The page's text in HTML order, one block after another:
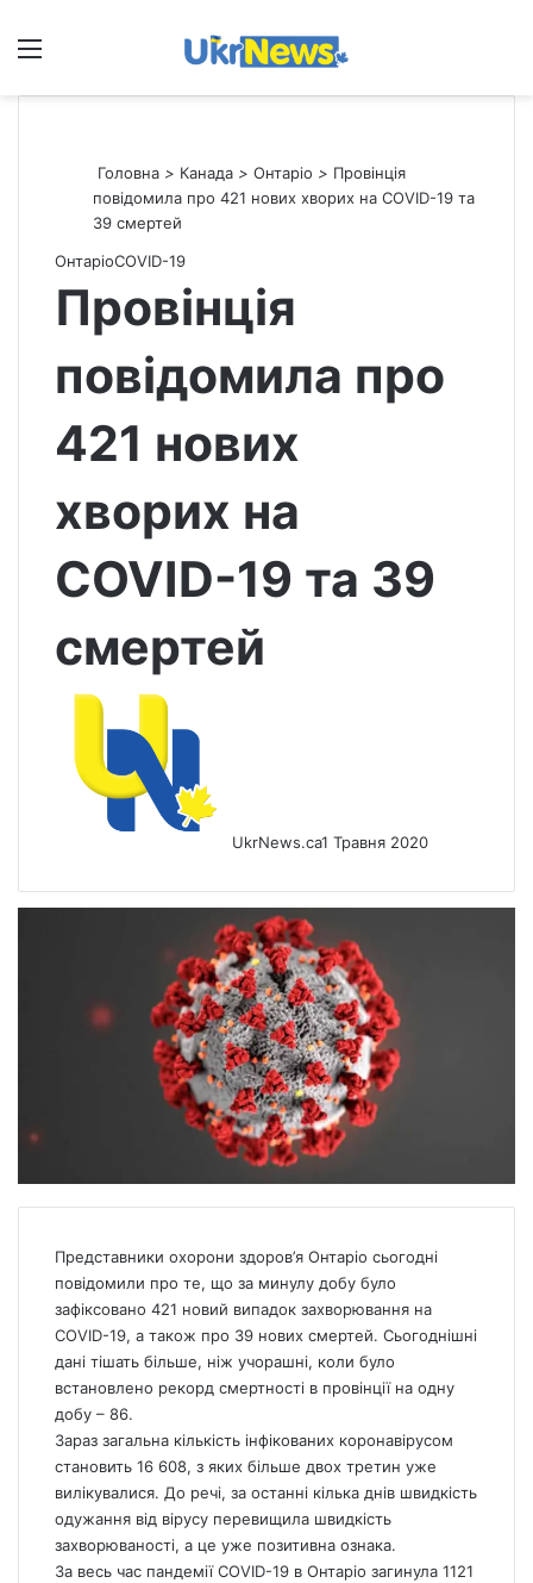
Меню
Головна > Канада > Онтаріо > Провінція
повідомила про 421 нових хворих на COVID-19 та
39 смертей
ОнтаріоСOVID-19
Провінція
повідомила про
421 нових
хворих на
COVID-19 та 39
смертей
UkrNews.ca1 Травня 2020
Представники охорони здоров’я Онтаріо сьогодні
повідомили про те, що за минулу добу було
зафіксовано 421 новий випадок захворювання на
COVID-19, а також про 39 нових смертей. Сьогоднішні
дані тішать більше, ніж учорашні, коли було
встановлено рекорд смертності в провінції на одну
добу – 86.
Зараз загальна кількість інфікованих коронавірусом
становить 16 608, з яких більше двох третин уже
вилікувалися. До речі, за останні кілька днів швидкість
одужання від вірусу перевищила швидкість
захворюваності, а це уже позитивна ознака.
За весь час пандемії COVID-19 в Онтаріо загинула 1121